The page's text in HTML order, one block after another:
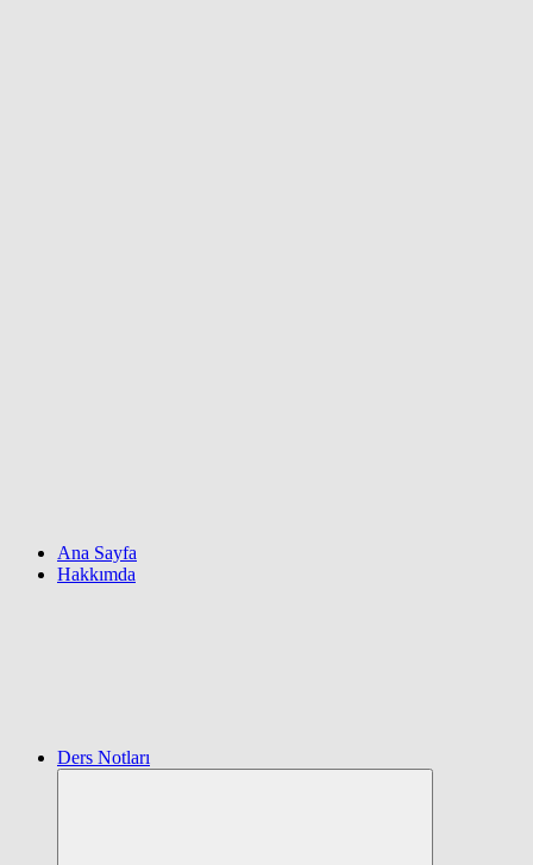
Ana Sayfa
Hakkımda
Ders Notları